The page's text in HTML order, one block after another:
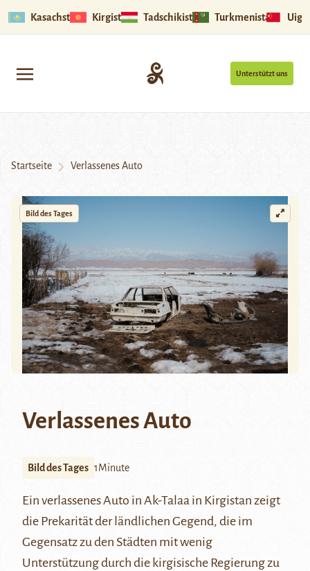
Kasachstan Kirgistan Tadschikistan Turkmenistan
Unterstützt uns
Startseite Verlassenes Auto
Bild des Tages
Verlassenes Auto
Bild des Tages 1Minute
Ein verlassenes Auto in Ak-Talaa in Kirgistan zeigt
die Prekarität der ländlichen Gegend, die im
Gegensatz zu den Städten mit wenig
Unterstützung durch die kirgisische Regierung zu